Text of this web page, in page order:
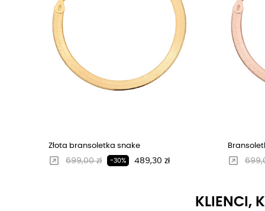
Złota bransoletka snake
Regularna cena
699,00 zł -30% Cena
489,30 zł
KLIENCI,